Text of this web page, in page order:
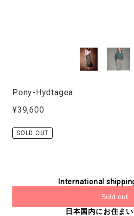
Pony-Hydtagea
¥39,600
SOLD OUT
International
Sold out
日本国内にお住ま